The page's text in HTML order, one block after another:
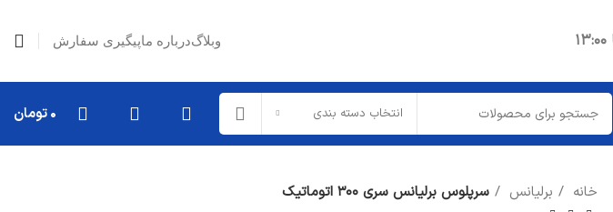
وبلاگدرباره ماپیگیری سفارش
قطعات موتوری
قطعات تعلیق
انتخاب دسته بندی ۰تومان
خانه برلیانس سرپلوس برلیانس سری ۳۰۰ اتوماتیک